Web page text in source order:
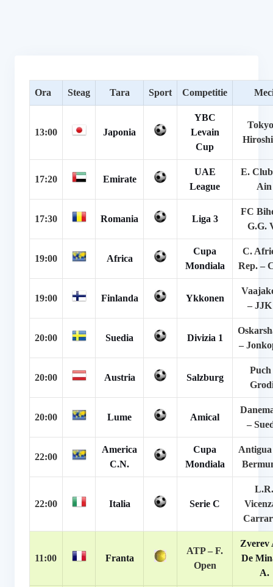
Ora Steag Tara Sport Competitie
13:00 Japonia
YBC
Levain
Cup
17:20 Emirate
UAE
League
E.
Ain
17:30 Romania Liga 3
FC
G.G.
19:00 Africa
Cupa
Mondiala
C.
Rep. –
19:00 Finlanda Ykkonen
– JJK
20:00 Suedia Divizia 1
–
20:00 Austria Salzburg
Puch
20:00 Lume Amical
–
22:00
America
C.N.
Cupa
Mondiala
Antigua
22:00 Italia Serie C
L.R.
11:00 Franta
ATP – F.
Open
Zverev
De
A.